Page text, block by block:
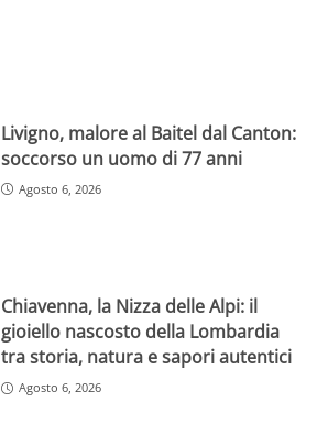
Livigno, malore al Baitel dal Canton:
soccorso un uomo di 77 anni
Agosto 6, 2026
Chiavenna, la Nizza delle Alpi: il
gioiello nascosto della Lombardia
tra storia, natura e sapori autentici
Agosto 6, 2026